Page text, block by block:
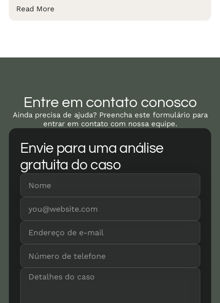
Read More
Entre em contato conosco
Ainda precisa de ajuda? Preencha este formulário para
entrar em contato com nossa equipe.
Envie para uma análise
gratuita do caso